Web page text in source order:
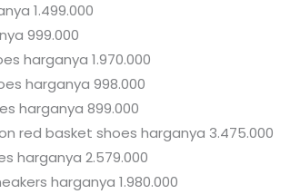
1.499.000
999.000
harganya 1.970.000
harganya 998.000
harganya 899.000
red basket shoes harganya 3.475.000
harganya 2.579.000
harganya 1.980.000